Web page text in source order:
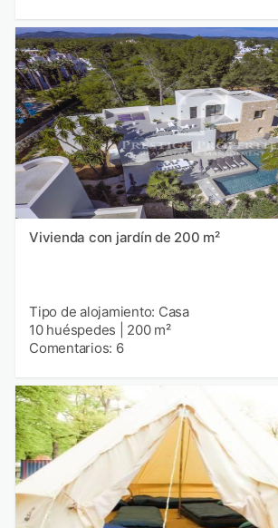
Vivienda con jardín de 200 m²
Tipo de alojamiento: Casa
10 huéspedes
200 m²
Comentarios: 6